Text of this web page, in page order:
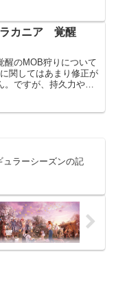
5か...
カニア 覚醒
醒のMOB狩りについて
関してはあまり修正が
。ですが、持久力や回
ュラーシーズンの記